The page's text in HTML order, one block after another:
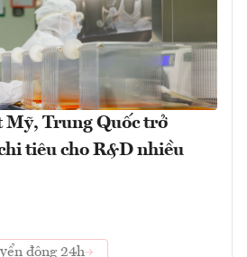
Mỹ, Trung Quốc trở
tiêu cho R&D nhiều
động 24h